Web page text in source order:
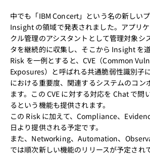
中でも 「IBM Concert」 という名の新しい
Insight の領域で発表されました。アプリ
クル管理のアシスタントとして管理対象シ
タを継続的に収集し、そこから Insight を道
Risk を一例とすると、CVE（Common
Exposures）と呼ばれる共通脆弱性識別子
における重要度、関連するシステムのコン
ます。この CVE に対する対応を Chat で問
るという機能も提供されます。
この Risk に加えて、Compliance、
日より提供される予定です。
また、Networking、Automation、
では順次新しい機能のリリースが予定され